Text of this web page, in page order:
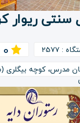
ریوار
: 2577
0
مدرس، کوچه بیگلری